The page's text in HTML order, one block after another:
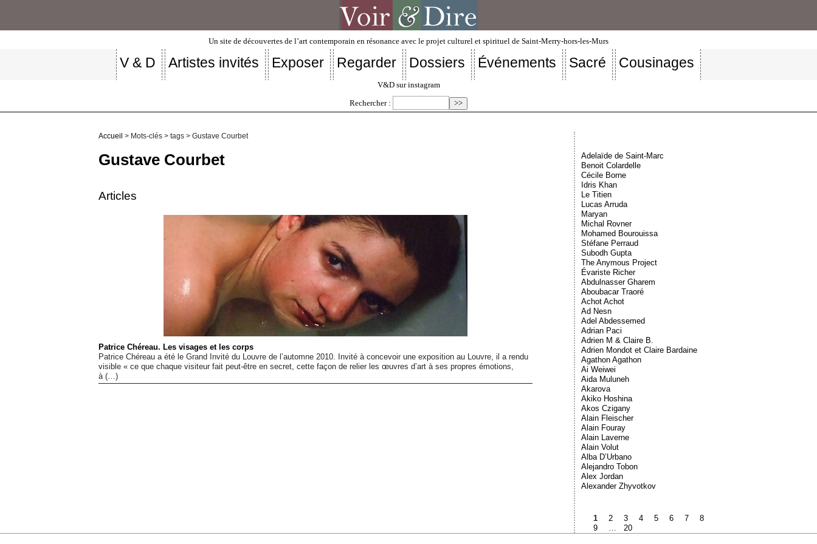
Un site de découvertes de l’art contemporain en résonance avec le projet culturel et spirituel de Saint-Merry-hors-les-Murs
V & D Artistes invités Exposer Regarder Dossiers Événements Sacré Cousinages
V&D sur instagram
Rechercher :
Accueil > Mots-clés > tags > Gustave Courbet
Gustave Courbet
Articles
Patrice Chéreau. Les visages et les corps
Patrice Chéreau a été le Grand Invité du Louvre de l’automne 2010. Invité à concevoir une exposition au Louvre, il a rendu
visible « ce que chaque visiteur fait peut-être en secret, cette façon de relier les œuvres d’art à ses propres émotions,
à (…)
Adelaïde de Saint-Marc
Benoit Colardelle
Cécile Borne
Idris Khan
Le Titien
Lucas Arruda
Maryan
Michal Rovner
Mohamed Bourouissa
Stéfane Perraud
Subodh Gupta
The Anymous Project
Évariste Richer
Abdulnasser Gharem
Aboubacar Traoré
Achot Achot
Ad Nesn
Adel Abdessemed
Adrian Paci
Adrien M & Claire B.
Adrien Mondot et Claire Bardaine
Agathon Agathon
Ai Weiwei
Aida Muluneh
Akarova
Akiko Hoshina
Akos Czigany
Alain Fleischer
Alain Fouray
Alain Laverne
Alain Volut
Alba D’Urbano
Alejandro Tobon
Alex Jordan
Alexander Zhyvotkov
1 2 3 4 5 6 7
8
9
20